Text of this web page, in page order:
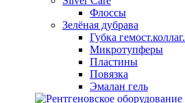
Флоссы
Зелёная дубрава
Губка гемост.коллаг.
Микротупферы
Пластины
Повязка
Эмалан гель